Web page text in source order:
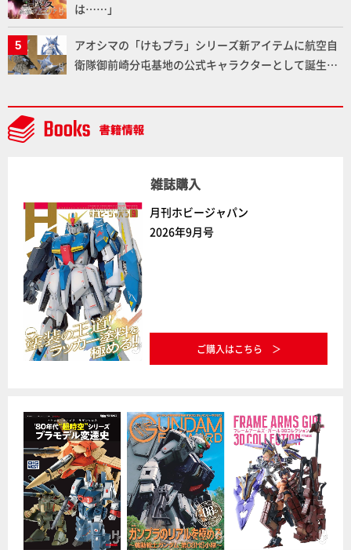
は……」
アオシマの「けもプラ」シリーズ新アイテムに航空自
衛隊御前崎分屯基地の公式キャラクターとして誕生し
通常版の2ラインで発売！
雑誌購入
月刊ホビージャパン
2026年9月号
ご購入はこちら